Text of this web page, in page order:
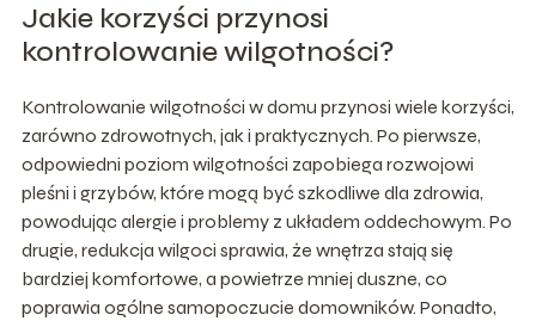
Jakie korzyści przynosi
kontrolowanie wilgotności?
Kontrolowanie wilgotności w domu przynosi wiele korzyści,
zarówno zdrowotnych, jak i praktycznych. Po pierwsze,
odpowiedni poziom wilgotności zapobiega rozwojowi
pleśni i grzybów, które mogą być szkodliwe dla zdrowia,
powodując alergie i problemy z układem oddechowym. Po
drugie, redukcja wilgoci sprawia, że wnętrza stają się
bardziej komfortowe, a powietrze mniej duszne, co
poprawia ogólne samopoczucie domowników. Ponadto,